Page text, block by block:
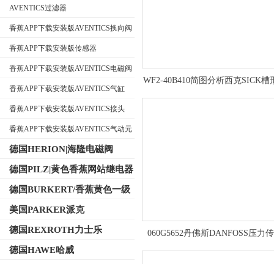
安装版
AVENTICS过滤器
香蕉APP下载安装版AVENTICS换向阀
香蕉APP下载安装版传感器
香蕉APP下载安装版AVENTICS电磁阀
香蕉APP下载安装版AVENTICS气缸
香蕉APP下载安装版AVENTICS接头
香蕉APP下载安装版AVENTICS气动元
德国HERION|海隆电磁阀
德国PILZ|黄色香蕉网站继电器
德国BURKERT/香蕉黄色一级
视频电磁阀
美国PARKER派克
德国REXROTH力士乐
德国HAWE哈威
WF2-40B410简图分析西克SICK槽
060G5652丹佛斯DANFOSS压力